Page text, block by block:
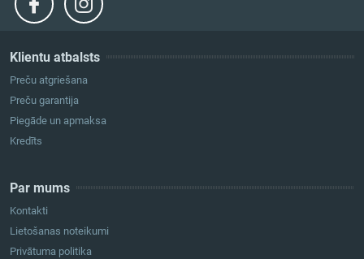
Klientu atbalsts
Preču atgriešana
Preču garantija
Piegāde un apmaksa
Kredīts
Par mums
Kontakti
Lietošanas noteikumi
Privātuma politika